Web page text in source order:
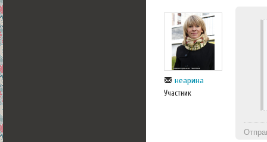
неарина
Участник